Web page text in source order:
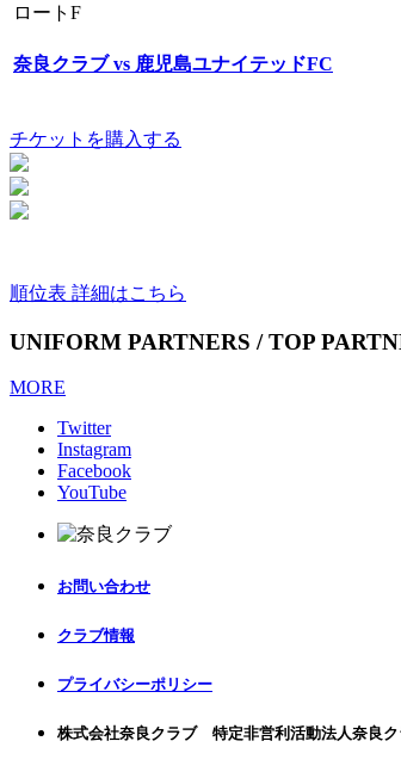
ロートF
奈良クラブ vs 鹿児島ユナイテッドFC
チケットを購入する
順位表 詳細はこちら
UNIFORM PARTNERS / TOP
MORE
Twitter
Instagram
Facebook
YouTube
お問い合わせ
クラブ情報
プライバシーポリシー
株式会社奈良クラブ 特定非営利活動法人奈良ク